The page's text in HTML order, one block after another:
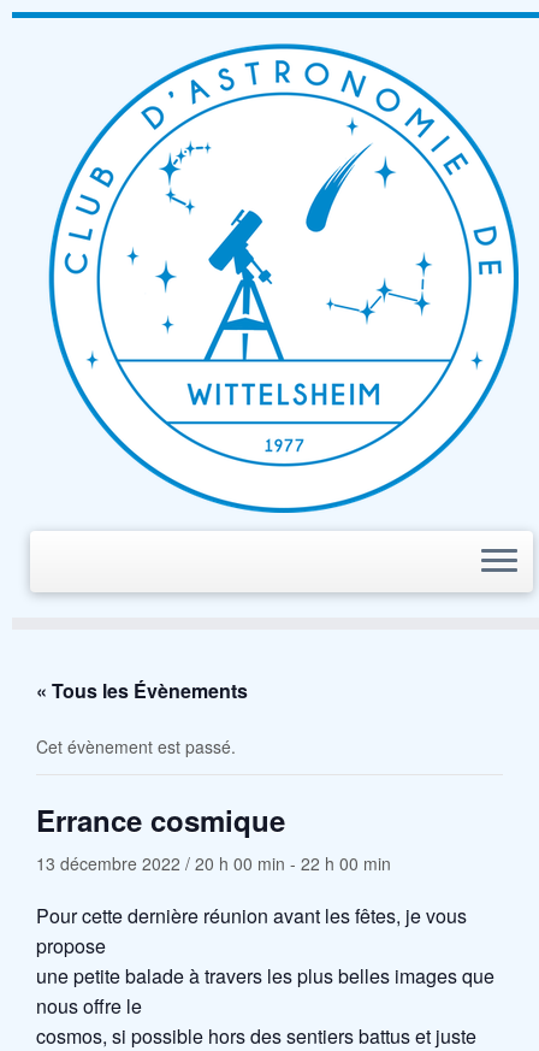
Passer
« Tous les Évènements
Cet évènement est passé.
Errance cosmique
13 décembre 2022 / 20 h 00 min - 22 h 00 min
Pour cette dernière réunion avant les fêtes, je vous
propose
une petite balade à travers les plus belles images que
nous offre le
cosmos, si possible hors des sentiers battus et juste